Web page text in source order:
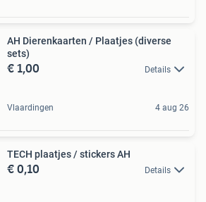
AH Dierenkaarten / Plaatjes (diverse
sets)
€ 1,00 Details
Vlaardingen 4 aug 26
TECH plaatjes / stickers AH
€ 0,10 Details